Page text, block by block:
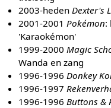
2003-heden Dexter's
2001-2001 Pokémon:
'Karaokémon'
1999-2000 Magic
Wanda en zang
1996-1996 Donkey
1996-1997
1996-1996 Buttons &